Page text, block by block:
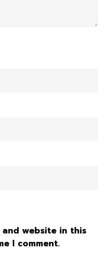
and website in this
I comment.